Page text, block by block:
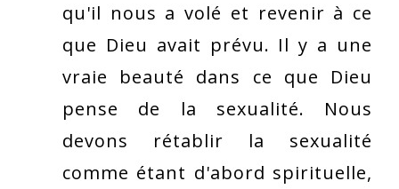
qu'il nous a volé et revenir à ce
que Dieu avait prévu. Il y a une
vraie beauté dans ce que Dieu
pense de la sexualité. Nous
devons rétablir la sexualité
comme étant d'abord spirituelle,